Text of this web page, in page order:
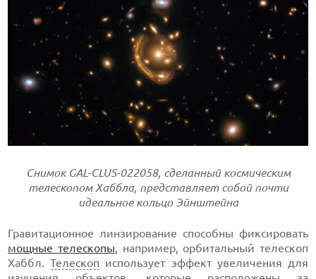
Снимок GAL-CLUS-022058, сделанный космическим
телескопом Хаббла, представляет собой почти
идеальное кольцо Эйнштейна
Гравитационное линзирование способны фиксировать
мощные телескопы, например, орбитальный телескоп
Хаббл.Телескоп использует эффект увеличения для